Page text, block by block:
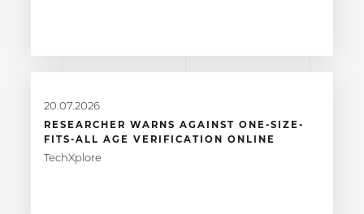
20.07.2026
RESEARCHER WARNS AGAINST ONE-SIZE-
FITS-ALL AGE VERIFICATION ONLINE
TechXplore